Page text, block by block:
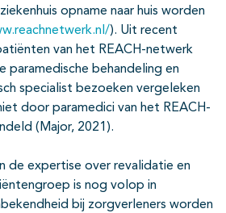
opname naar huis worden
). Uit recent
van het REACH-netwerk
paramedische behandeling en
specialist bezoeken vergeleken
door paramedici van het REACH-
(Major, 2021).
de expertise over revalidatie en
is nog volop in
bij zorgverleners worden